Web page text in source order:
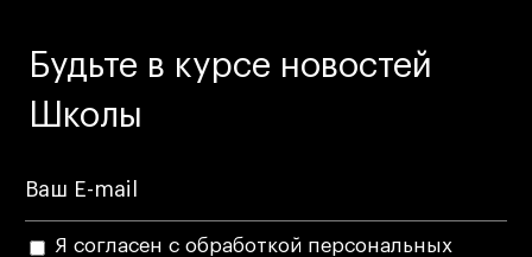
Истории успеха
Истории успеха
Работы студентов
Работы студентов
EN
EN
Будьте в курсе новостей
Школы
Я согласен с обработкой персональных